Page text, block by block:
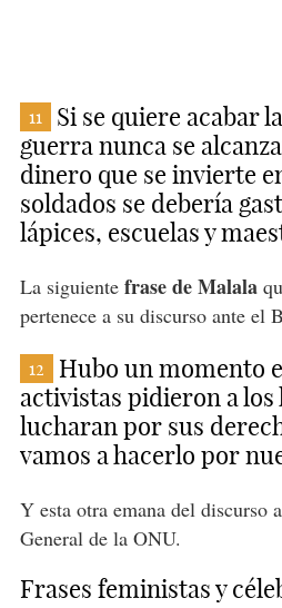
11
Si se quiere acabar
guerra nunca se
dinero que se invierte
soldados se debería
lápices, escuelas y
La siguiente frase de Malala
pertenece a su discurso ante el
12
Hubo un momento
activistas pidieron a los
lucharan por sus
vamos a hacerlo por
Y esta otra emana del discurso
General de la ONU.
Frases feministas y